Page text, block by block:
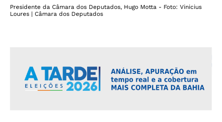
Presidente da Câmara dos Deputados, Hugo Motta - Foto: Vinicius
Loures | Câmara dos Deputados